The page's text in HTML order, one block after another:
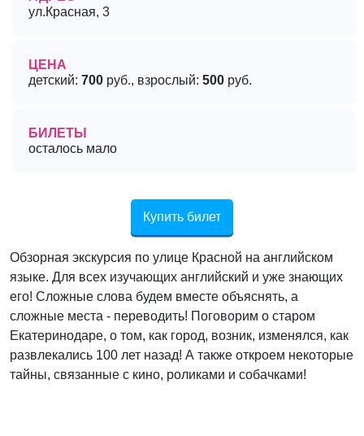
ул.Красная, 3
ЦЕНА
детский: 700 руб., взрослый: 500 руб.
БИЛЕТЫ
осталось мало
Купить билет
Обзорная экскурсия по улице Красной на английском
языке. Для всех изучающих английский и уже знающих
его! Сложные слова будем вместе объяснять, а
сложные места - переводить! Поговорим о старом
Екатеринодаре, о том, как город, возник, изменялся, как
развлекались 100 лет назад! А также откроем некоторые
тайны, связанные с кино, роликами и собачками!